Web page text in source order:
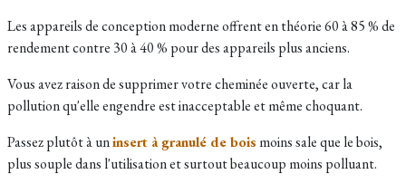
Les appareils de conception moderne offrent en théorie 60 à 85 % de
rendement contre 30 à 40 % pour des appareils plus anciens.
Vous avez raison de supprimer votre cheminée ouverte, car la
pollution qu'elle engendre est inacceptable et même choquant.
Passez plutôt à uninsert à granulé de bois moins sale que le bois,
plus souple dans l'utilisation et surtout beaucoup moins polluant.